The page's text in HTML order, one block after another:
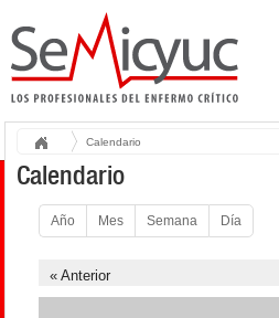
Calendario
Calendario
Año Mes Semana Día
« Anterior